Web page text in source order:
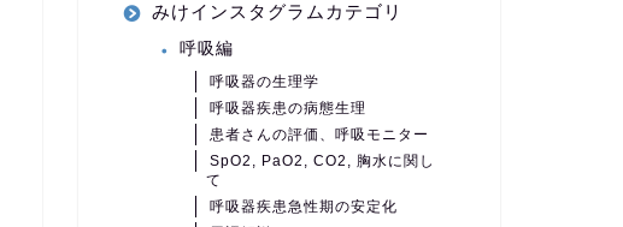
みけインスタグラムカテゴリ
呼吸編
呼吸器の生理学
呼吸器疾患の病態生理
患者さんの評価、呼吸モニター
SpO2, PaO2, CO2, 胸水に関し
て
呼吸器疾患急性期の安定化